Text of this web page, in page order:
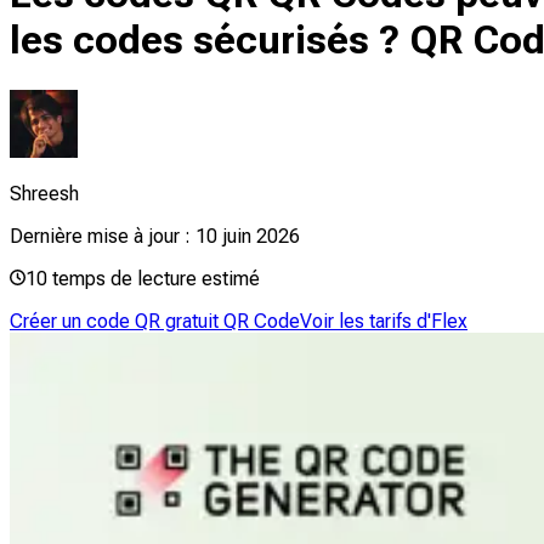
les codes sécurisés ? QR
Shreesh
Dernière mise à jour : 10 juin 2026
10 temps de lecture estimé
Créer un code QR gratuit QR CodeVoir les tarifs d'Flex